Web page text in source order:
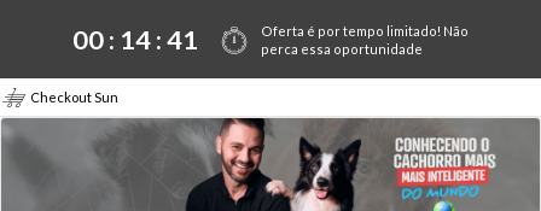
00 : 14:41
Oferta é por tempo limitado! Não
perca essa oportunidade
Checkout Sun